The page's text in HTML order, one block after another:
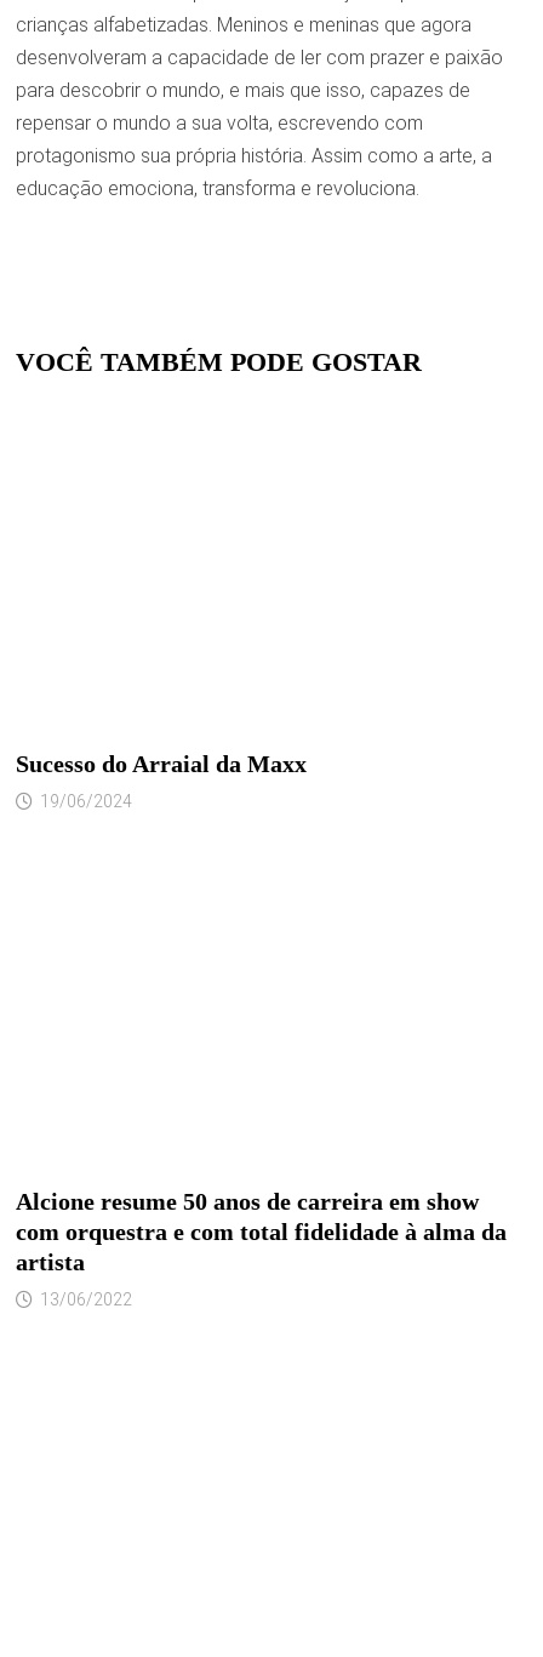
crianças alfabetizadas. Meninos e meninas que agora
desenvolveram a capacidade de ler com prazer e paixão
para descobrir o mundo, e mais que isso, capazes de
repensar o mundo a sua volta, escrevendo com
protagonismo sua própria história. Assim como a arte, a
educação emociona, transforma e revoluciona.
VOCÊ TAMBÉM PODE GOSTAR
Sucesso do Arraial da Maxx
19/06/2024
Alcione resume 50 anos de carreira em show
com orquestra e com total fidelidade à alma da
artista
13/06/2022